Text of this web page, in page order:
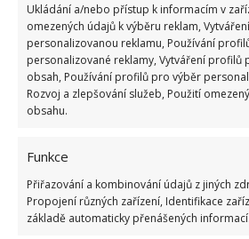
Ukládání a/nebo přístup k informacím v
omezených údajů k výběru reklam,
personalizovanou reklamu, Používání
personalizované reklamy, Vytváření profilů
obsah, Používání profilů pro výběr
Rozvoj a zlepšování služeb, Použití
obsahu.
Funkce
Přiřazování a kombinování údajů z jiných
Propojení různých zařízení, Identifikace
základě automaticky přenášených informací.
Příspěvek sdílený The Drunken